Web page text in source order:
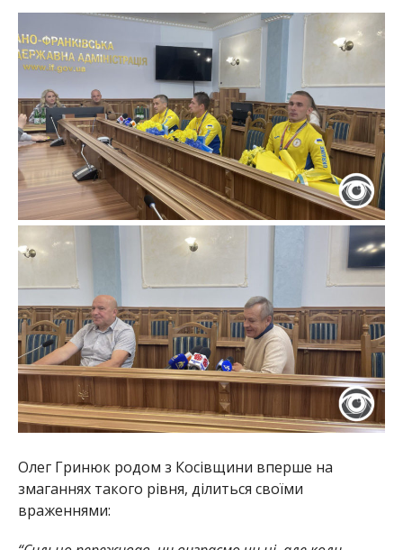
Олег Гринюк родом з Косівщини вперше на
змаганнях такого рівня, ділиться своїми
враженнями: